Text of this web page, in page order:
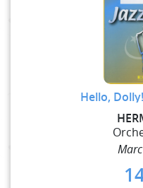
Hello,